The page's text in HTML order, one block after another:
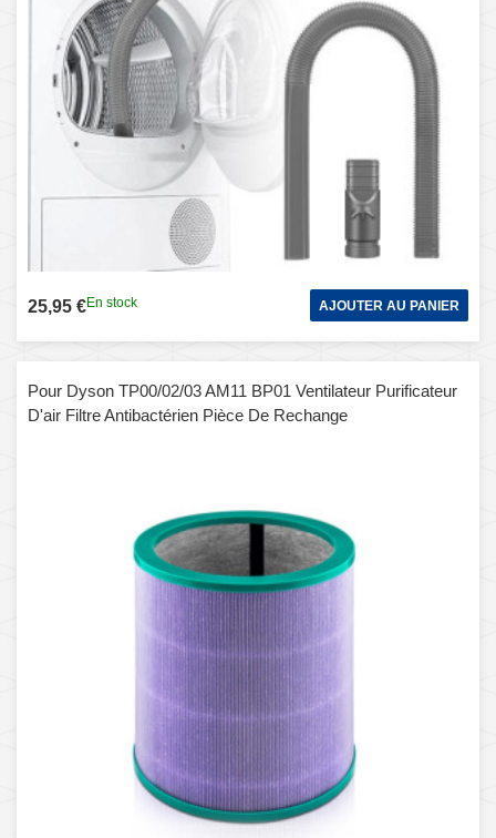
25,95 €En stock AJOUTER AU PANIER
Pour Dyson TP00/02/03 AM11 BP01 Ventilateur Purificateur
D'air Filtre Antibactérien Pièce De Rechange